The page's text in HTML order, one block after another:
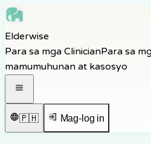
Skip to navigation
Skip to footer
Elderwise
Para sa mga ClinicianPara sa
mamumuhunan at kasosyo
🇵🇭 Mag-log in